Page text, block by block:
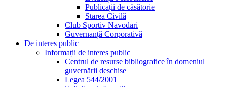
Publicații de căsătorie
Starea Civilă
Club Sportiv Navodari
Guvernanță Corporativă
De interes public
Informații de interes public
Centrul de resurse bibliografice în domeniul
guvernării deschise
Legea 544/2001